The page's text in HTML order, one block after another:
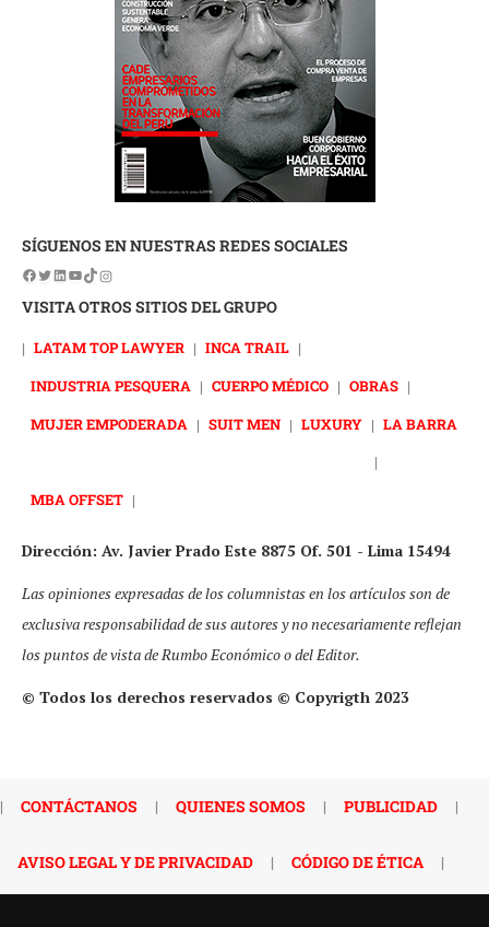
SÍGUENOS EN NUESTRAS REDES SOCIALES
VISITA OTROS SITIOS DEL GRUPO
| LATAM TOP LAWYER | INCA TRAIL |
INDUSTRIA PESQUERA | CUERPO MÉDICO | OBRAS |
MUJER EMPODERADA | SUIT MEN | LUXURY | LA BARRA
|
MBA OFFSET |
Dirección: Av. Javier Prado Este 8875 Of. 501 - Lima 15494
Las opiniones expresadas de los columnistas en los artículos son de
exclusiva responsabilidad de sus autores y no necesariamente reflejan
los puntos de vista de Rumbo Económico o del Editor.
© Todos los derechos reservados © Copyrigth 2023
| CONTÁCTANOS | QUIENES SOMOS | PUBLICIDAD |
AVISO LEGAL Y DE PRIVACIDAD | CÓDIGO DE ÉTICA |